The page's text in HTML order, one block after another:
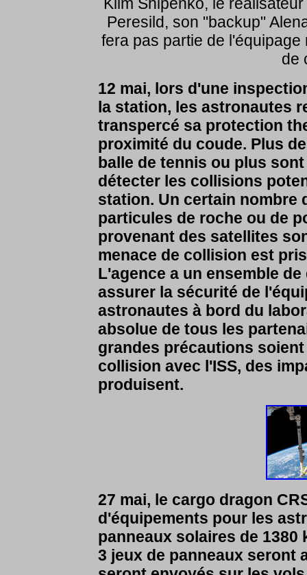
Peresild, son "backup"
fera pas partie de
de
12 mai, lors d'une
la station, les astronautes
transpercé sa protection
proximité du coude. Plus
balle de tennis ou plus
détecter les collisions
station. Un certain nombre
particules de roche ou de
provenant des satellites
menace de collision est
L'agence a un ensemble
assurer la sécurité de
astronautes à bord du
absolue de tous les
grandes précautions
collision avec l'ISS, des
produisent.
27 mai, le cargo dragon
d'équipements pour les
panneaux solaires de
3 jeux de panneaux seront